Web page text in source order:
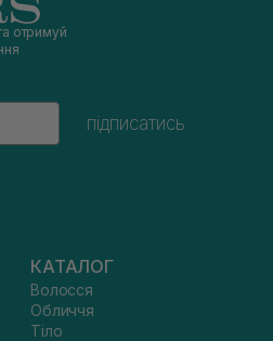
отримуй
підписатись
КАТАЛОГ
Волосся
Обличчя
Тіло